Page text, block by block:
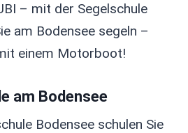
– mit der Segelschule
am Bodensee segeln –
einem Motorboot!
am Bodensee
Bodensee schulen Sie